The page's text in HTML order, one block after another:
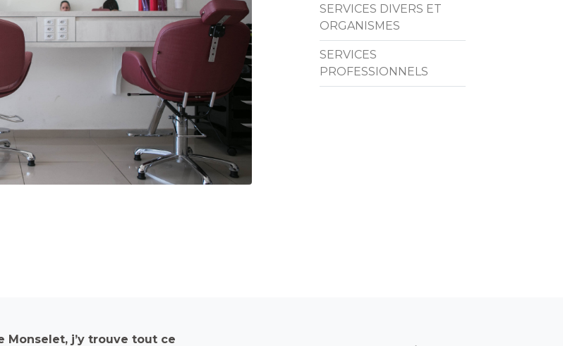
SERVICES DIVERS ET
ORGANISMES
SERVICES
PROFESSIONNELS
Monselet, j’y trouve tout ce